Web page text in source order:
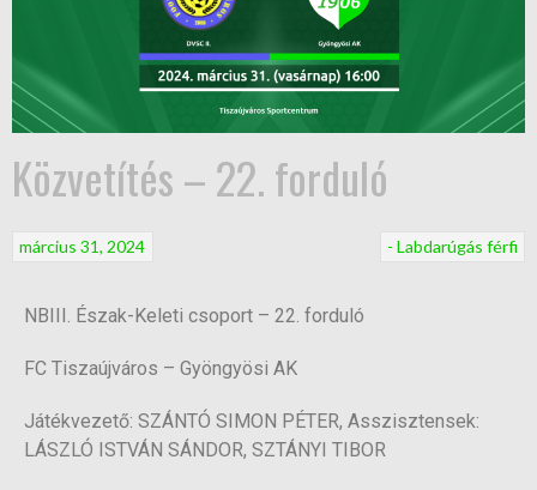
Közvetítés – 22. forduló
- Labdarúgás férfi
március 31, 2024
NBIII. Észak-Keleti csoport – 22. forduló
FC Tiszaújváros – Gyöngyösi AK
Játékvezető: SZÁNTÓ SIMON PÉTER, Asszisztensek:
LÁSZLÓ ISTVÁN SÁNDOR, SZTÁNYI TIBOR